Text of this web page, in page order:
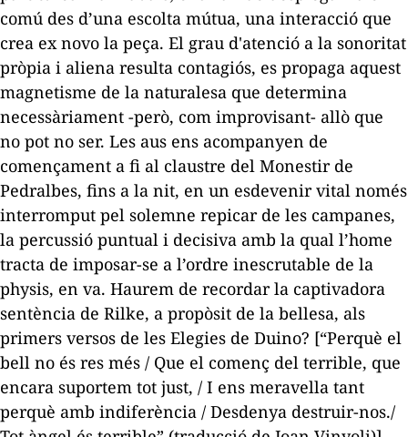
comú des d’una escolta mútua, una interacció que
crea ex novo la peça. El grau d'atenció a la sonoritat
pròpia i aliena resulta contagiós, es propaga aquest
magnetisme de la naturalesa que determina
necessàriament -però, com improvisant- allò que
no pot no ser. Les aus ens acompanyen de
començament a fi al claustre del Monestir de
Pedralbes, fins a la nit, en un esdevenir vital només
interromput pel solemne repicar de les campanes,
la percussió puntual i decisiva amb la qual l’home
tracta de imposar-se a l’ordre inescrutable de la
physis, en va. Haurem de recordar la captivadora
sentència de Rilke, a propòsit de la bellesa, als
primers versos de les Elegies de Duino? [“Perquè el
bell no és res més / Que el començ del terrible, que
encara suportem tot just, / I ens meravella tant
perquè amb indiferència / Desdenya destruir-nos./